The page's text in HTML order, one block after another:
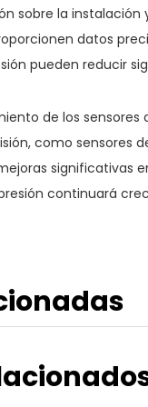
sobre la
datos
pueden reducir
de los
como sensores
significativas
continuará